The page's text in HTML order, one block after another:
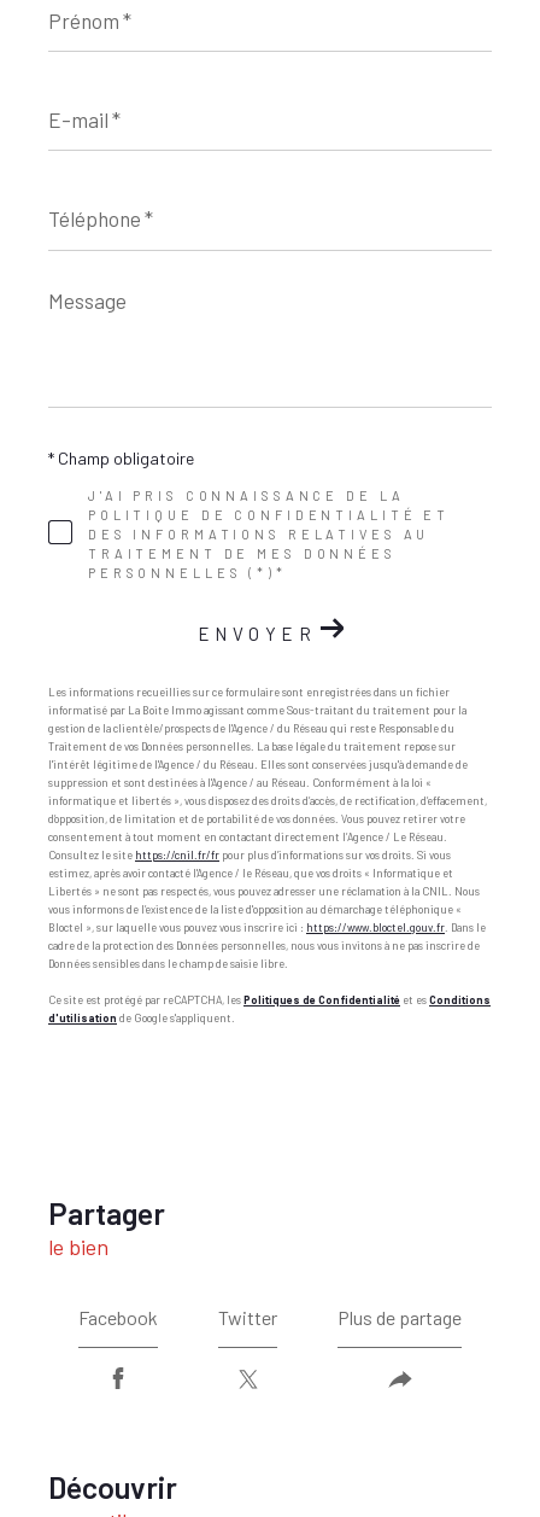
*
mail
*
*
Message
*
J'AI PRIS CONNAISSANCE DE LA
POLITIQUE DE CONFIDENTIALITÉ ET
DES INFORMATIONS RELATIVES AU
TRAITEMENT DE MES DONNÉES
PERSONNELLES (*)*
* Champ obligatoire
ENVOYER
Les informations recueillies sur ce formulaire sont enregistrées dans un fichier
informatisé par La Boite Immo agissant comme Sous-traitant du traitement pour la
gestion de la clientèle/prospects de l'Agence / du Réseau qui reste Responsable du
Traitement de vos Données personnelles. La base légale du traitement repose sur
l'intérêt légitime de l'Agence / du Réseau. Elles sont conservées jusqu'à demande de
suppression et sont destinées à l'Agence / au Réseau. Conformément à la loi «
informatique et libertés », vous disposez des droits d’accès, de rectification, d’effacement,
d’opposition, de limitation et de portabilité de vos données. Vous pouvez retirer votre
consentement à tout moment en contactant directement l’Agence / Le Réseau.
Consultez le site https://cnil.fr/fr pour plus d’informations sur vos droits. Si vous
estimez, après avoir contacté l'Agence / le Réseau, que vos droits « Informatique et
Libertés » ne sont pas respectés, vous pouvez adresser une réclamation à la CNIL. Nous
vous informons de l’existence de la liste d'opposition au démarchage téléphonique «
Bloctel », sur laquelle vous pouvez vous inscrire ici : https://www.bloctel.gouv.fr . Dans le
cadre de la protection des Données personnelles, nous vous invitons à ne pas inscrire de
Données sensibles dans le champ de saisie libre.
Ce site est protégé par reCAPTCHA, lesPolitiques de Confidentialité et esConditions
d'utilisation de Google s'appliquent.
partager
le bien
Facebook Twitter Plus de partage
découvrir